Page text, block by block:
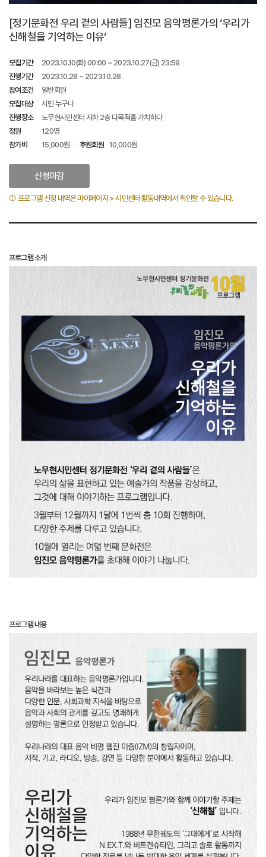
[정기문화전 우리 곁의 사람들] 임진모 음악평론가의 ‘우리가
신해철을 기억하는 이유‘
모집기간
2023.10.10(화) 00:00 ~ 2023.10.27(금) 23:59
진행기간
2023.10.28 ~ 2023.10.28
참여조건
일반회원
모집대상
시민 누구나
진행장소
노무현시민센터 지하 2층 다목적홀 가치하다
정원
120명
참가비
15,000원 후원회원 10,000원
신청마감
프로그램 신청 내역은 마이페이지 > 시민센터 활동내역에서 확인할 수 있습니다.
프로그램 소개
프로그램 내용